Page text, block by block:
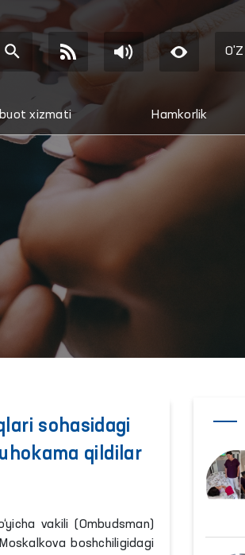
O'Z
xizmati Hamkorlik
sohasidagi
qildilar
vakili (Ombudsman)
boshchiligidagi